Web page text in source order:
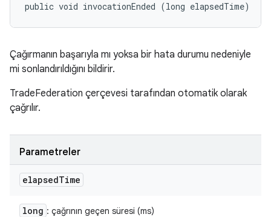
public void invocationEnded (long elapsedTime)
Çağırmanın başarıyla mı yoksa bir hata durumu nedeniyle
mi sonlandırıldığını bildirir.
TradeFederation çerçevesi tarafından otomatik olarak
çağrılır.
Parametreler
elapsedTime
long : çağrının geçen süresi (ms)